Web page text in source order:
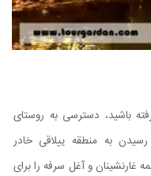
باشید، دسترسی به روستای
به منطقه ییلاقی خادر
غارنشینان و آغل سرفه را برای